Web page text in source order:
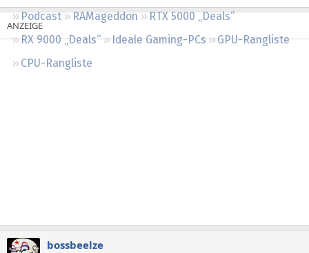
Podcast RAMageddon
RTX 5000 „Deals“
RX 9000 „Deals“
Ideale Gaming-PCs
GPU-Rangliste
CPU-Rangliste
bossbeelze